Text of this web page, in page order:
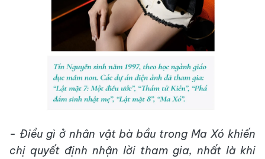
- Điều gì ở nhân vật bà bầu trong Ma Xó khiến
chị quyết định nhận lời tham gia, nhất là khi